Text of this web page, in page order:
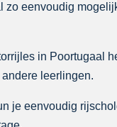
eenvoudig
in Poortugaal
leerlingen.
je eenvoudig